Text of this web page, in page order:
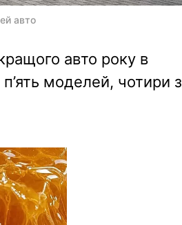
авто
авто року в
моделей, чотири з